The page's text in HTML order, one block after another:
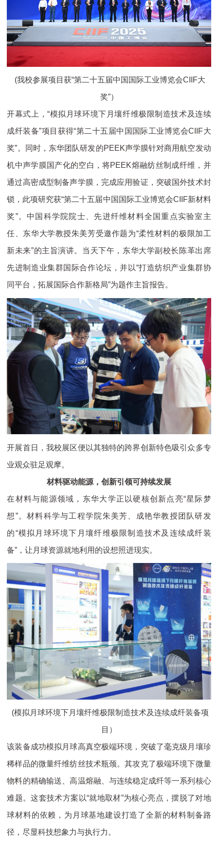
(我校参展项目获“第二十五届中国国际工业博览会CIIF大
奖”）
开幕式上，“模拟月球环境下月壤纤维极限制造技术及连续
成纤装备”项目获得“第二十五届中国国际工业博览会CIIF大
奖”。同时，东华团队研发的PEEK声学膜针对商用航空发动
机中声学膜国产化的空白，将PEEK熔融纺丝制成纤维，并
通过高密成型制备声学膜，完成应用验证，突破国外技术封
锁，此项研究获“第二十五届中国国际工业博览会CIIF新材料
奖”。中国科学院院士、先进纤维材料全国重点实验室主
任、东华大学教授朱美芳受邀作题为“柔性材料的极限加工
新未来”的主旨演讲。当天下午，东华大学副校长陈革出席
先进制造业集群国际合作论坛，并以“打造纺织产业集群协
同平台，拓展国际合作新格局”为题作主旨报告。
开展首日，我校展区便以其独特的跨界创新特色吸引众多专
业观众驻足观摩。
材料驱动能源，创新引领可持续发展
在材料与能源领域，东华大学正以硬核创新点亮“星际梦
想”。材料科学与工程学院朱美芳、成艳华教授团队研发
的“模拟月球环境下月壤纤维极限制造技术及连续成纤装
备”，让月球资源就地利用的设想照进现实。
(模拟月球环境下月壤纤维极限制造技术及连续成纤装备项
目）
该装备成功模拟月球高真空极端环境，突破了毫克级月壤珍
稀样品的微量纤维纺丝技术瓶颈。其攻克了极端环境下微量
物料的精确输送、高温熔融、与连续稳定成纤等一系列核心
难题。这套技术方案以“就地取材”为核心亮点，摆脱了对地
球材料的依赖，为月球基地建设打造了全新的材料制备路
径，尽显科技想象力与执行力。